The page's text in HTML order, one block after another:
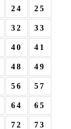
24 25
32 33
40 41
48 49
56 57
64 65
72 73